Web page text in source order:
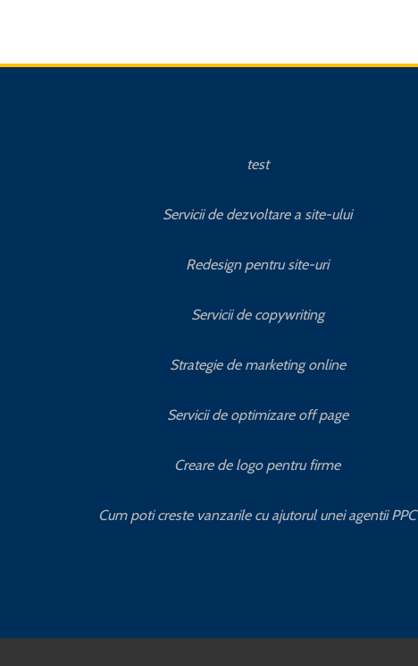
test
Servicii de dezvoltare a site-ului
Redesign pentru site-uri
Servicii de copywriting
Strategie de marketing online
Servicii de optimizare off page
Creare de logo pentru firme
Cum poti creste vanzarile cu ajutorul unei agentii PPC